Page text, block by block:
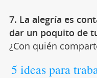
7. La alegría es
dar un poquito de
¿Con quién
5 ideas para